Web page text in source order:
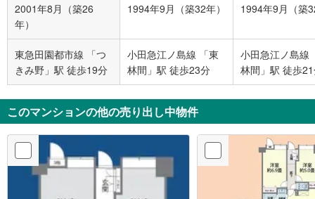
2001年8月（築26
年）
1994年9月（築32年） 1994年9月（築
東急田園都市線 「つ
きみ野」駅 徒歩19分
小田急江ノ島線 「東
林間」駅 徒歩23分
小田急江ノ島線
林間」駅 徒歩
このマンションの他の売り出し中物件